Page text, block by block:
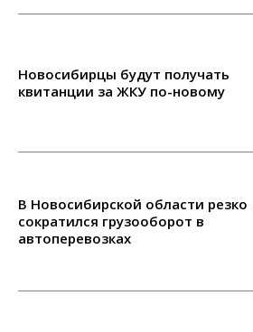
Новосибирцы будут получать
квитанции за ЖКУ по-новому
В Новосибирской области резко
сократился грузооборот в
автоперевозках